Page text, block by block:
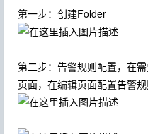
第一步：创建Folder
第二步：告警规则配置，在
页面，在编辑页面配置告警